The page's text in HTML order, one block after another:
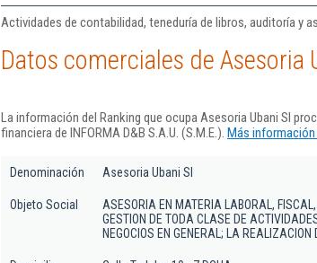
Actividades de contabilidad, teneduría de libros, auditoría y
Datos comerciales de Asesoria
La información del Ranking que ocupa Asesoria Ubani Sl
financiera de INFORMA D&B S.A.U. (S.M.E.). Más información
Denominación Asesoria Ubani Sl
Objeto Social
ASESORIA EN MATERIA LABORAL,
GESTION DE TODA CLASE DE
NEGOCIOS EN GENERAL; LA